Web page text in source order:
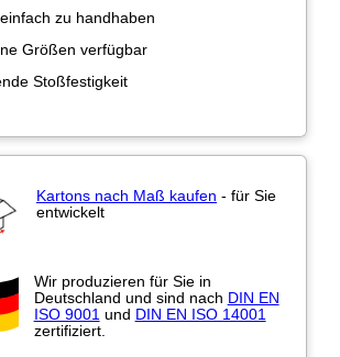
zu handhaben
Größen verfügbar
Stoßfestigkeit
Kartons nach Maß kaufen - für Sie
entwickelt
Wir produzieren für Sie in
Deutschland und sind nach DIN EN
ISO 9001und DIN EN ISO 14001
zertifiziert.